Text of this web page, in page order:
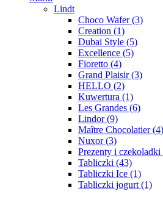
Lindt
Choco Wafer (3)
Creation (1)
Dubai Style (5)
Excellence (5)
Fioretto (4)
Grand Plaisir (3)
HELLO (2)
Kuwertura (1)
Les Grandes (6)
Lindor (9)
Maître Chocolatier (4)
Nuxor (3)
Prezenty i czekoladki
Tabliczki (43)
Tabliczki Ice (1)
Tabliczki jogurt (1)